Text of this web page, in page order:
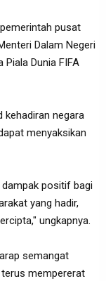
pusat
Dalam Negeri
Dunia FIFA
kehadiran negara
menyaksikan
dampak positif bagi
yang hadir,
ungkapnya.‎
semangat
mempererat